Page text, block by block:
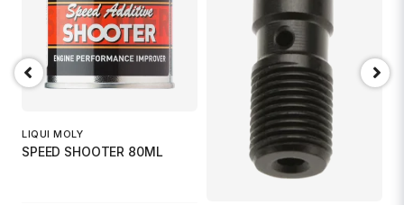
LIQUI MOLY
SPEED SHOOTER 80ML